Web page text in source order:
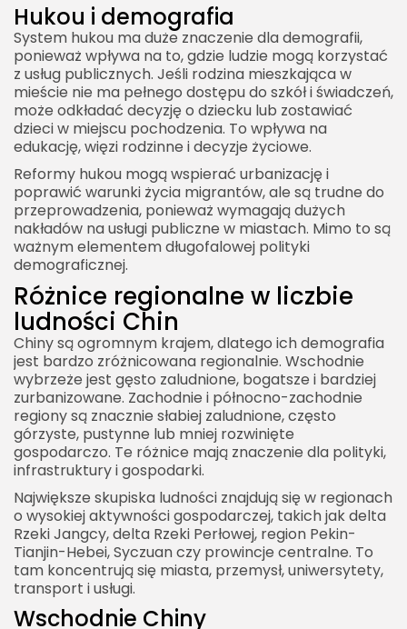
Hukou i demografia
System hukou ma duże znaczenie dla demografii,
ponieważ wpływa na to, gdzie ludzie mogą korzystać
z usług publicznych. Jeśli rodzina mieszkająca w
mieście nie ma pełnego dostępu do szkół i świadczeń,
może odkładać decyzję o dziecku lub zostawiać
dzieci w miejscu pochodzenia. To wpływa na
edukację, więzi rodzinne i decyzje życiowe.
Reformy hukou mogą wspierać urbanizację i
poprawić warunki życia migrantów, ale są trudne do
przeprowadzenia, ponieważ wymagają dużych
nakładów na usługi publiczne w miastach. Mimo to są
ważnym elementem długofalowej polityki
demograficznej.
Różnice regionalne w liczbie
ludności Chin
Chiny są ogromnym krajem, dlatego ich demografia
jest bardzo zróżnicowana regionalnie. Wschodnie
wybrzeże jest gęsto zaludnione, bogatsze i bardziej
zurbanizowane. Zachodnie i północno-zachodnie
regiony są znacznie słabiej zaludnione, często
górzyste, pustynne lub mniej rozwinięte
gospodarczo. Te różnice mają znaczenie dla polityki,
infrastruktury i gospodarki.
Największe skupiska ludności znajdują się w regionach
o wysokiej aktywności gospodarczej, takich jak delta
Rzeki Jangcy, delta Rzeki Perłowej, region Pekin-
Tianjin-Hebei, Syczuan czy prowincje centralne. To
tam koncentrują się miasta, przemysł, uniwersytety,
transport i usługi.
Wschodnie Chiny